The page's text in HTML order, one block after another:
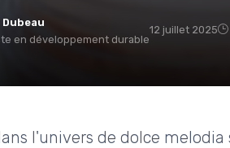
Dubeau
en développement durable
12 juillet 2025
l'univers de dolce